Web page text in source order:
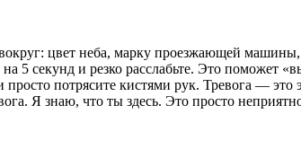
цвет неба, марку проезжающей
5 секунд и резко расслабьте. Это поможет
просто потрясите кистями рук. Тревога —
Я знаю, что ты здесь. Это просто